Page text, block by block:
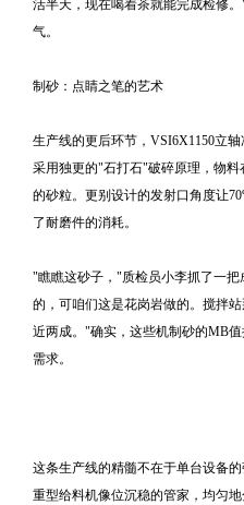
活半天，现在喝着茶就能完成检修
气。
制砂：点睛之笔的艺术
生产线的更后环节，VSI6X1150立
采用独更的"石打石"破碎原理，物
的砂粒。更别设计的发射口角度让
了耐磨件的消耗。
"瞧瞧这砂子，"质检员小李抓了一
的，可咱们这是花岗岩做的。搅拌
近两成。"确实，这些机制砂的MB
需求。
这条生产线的精髓不在于单台设备
重型给料机像位沉稳的管家，均匀